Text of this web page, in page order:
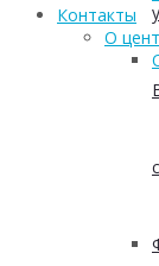
Контакты
О